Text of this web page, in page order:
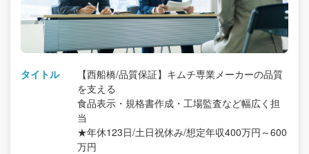
タイトル
【西船橋/品質保証】キムチ専業メーカーの品質
を支える
食品表示・規格書作成・工場監査など幅広く担
当
★年休123日/土日祝休み/想定年収400万円～600
万円